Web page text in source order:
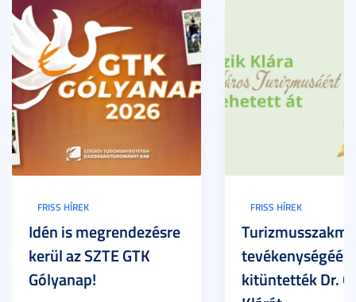
FRISS HÍREK
Idén is megrendezésre
kerül az SZTE GTK
Gólyanap!
FRISS HÍREK
tevékenységéért
kitüntették Dr.